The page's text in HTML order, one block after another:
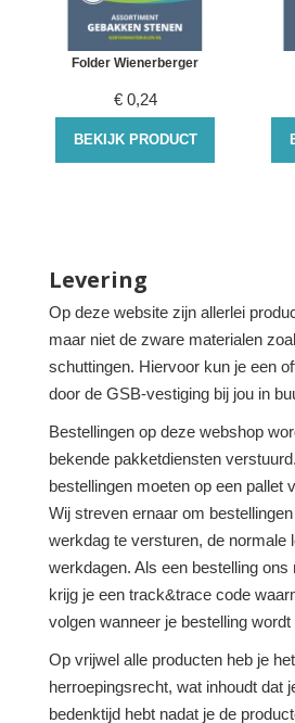
Folder Wienerberger
€ 0,24
BEKIJK PRODUCT
Levering
Op deze website zijn allerlei
maar niet de zware materialen
schuttingen. Hiervoor kun je een
door de GSB-vestiging bij jou in
Bestellingen op deze webshop
bekende pakketdiensten
bestellingen moeten op een pallet
Wij streven ernaar om
werkdag te versturen, de normale
werkdagen. Als een bestelling ons
krijg je een track&trace code
volgen wanneer je bestelling wordt
Op vrijwel alle producten heb je
herroepingsrecht, wat inhoudt dat
bedenktijd hebt nadat je de